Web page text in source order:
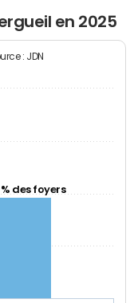
en 2025
: JDN
% des foyers